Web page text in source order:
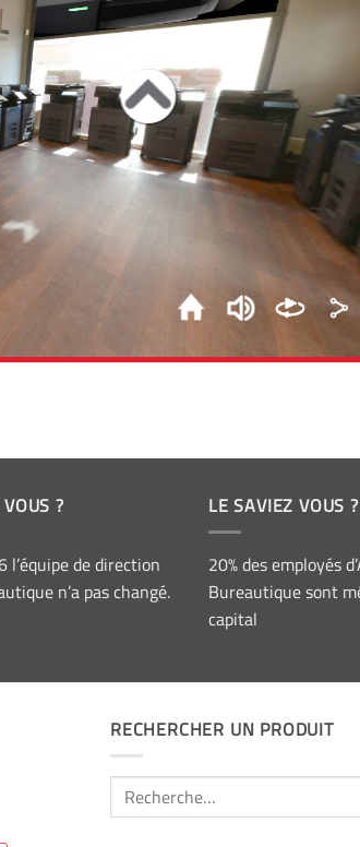
?
l’équipe de direction
n’a pas changé.
LE SAVIEZ VOUS ?
20% des employés
Bureautique sont
capital
RECHERCHER UN PRODUIT
Recherche
pour :